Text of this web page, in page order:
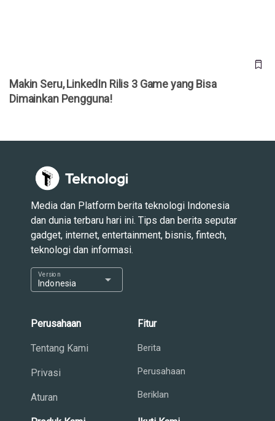
Makin Seru, LinkedIn Rilis 3 Game yang Bisa
Dimainkan Pengguna!
Media dan Platform berita teknologi Indonesia
dan dunia terbaru hari ini. Tips dan berita seputar
gadget, internet, entertainment, bisnis, fintech,
teknologi dan informasi.
Indonesia
Version arrow_drop_down
Perusahaan
Tentang Kami
Privasi
Aturan
Fitur
Berita
Perusahaan
Beriklan